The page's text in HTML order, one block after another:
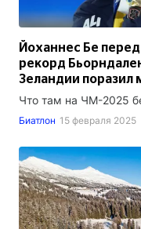
Йоханнес Бе
рекорд
Зеландии поразил
Что там на ЧМ-2025
Биатлон 15 февраля 2025